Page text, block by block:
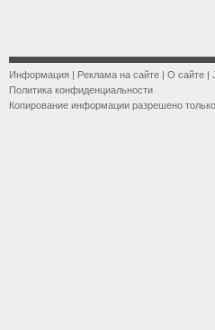
Информация | Реклама на сайте | О сайте |
Политика конфиденциальности
Копирование информации разрешено